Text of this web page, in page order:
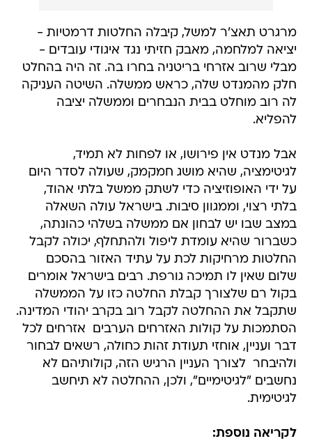
מרגרט תאצ'ר למשל, קיבלה החלטות דרמטיות -
יציאה למלחמה, מאבק חזיתי נגד איגודי עובדים -
מבלי שרוב אזרחי בריטניה בחרו בה. זה היה בהחלט
חלק מהמנדט שלה, כראש ממשלה. השיטה העניקה
לה רוב מוחלט בבית הנבחרים וממשלה יציבה
להפליא.
אבל מנדט אין פירושו, או לפחות לא תמיד,
לגיטימציה, שהיא מושג חמקמק, שעולה לסדר היום
על ידי האופוזיציה כדי לשתק ממשל בלתי אהוד,
בלתי רצוי, וממגוון סיבות. בישראל עולה השאלה
במצב שבו יש לבחון אם ממשלה בשלהי כהונתה,
כשברור שהיא עומדת ליפול ולהתחלף, יכולה לקבל
החלטות מרחיקות לכת על עתיד האזור בהסכם
שלום שאין לו תמיכה גורפת. רבים בישראל אומרים
בקול רם שלצורך קבלת החלטה כזו על הממשלה
שתקבל את ההחלטה לקבל רוב בקרב יהודי המדינה.
הסתמכות על קולות האזרחים הערבים  אזרחים לכל
דבר ועניין, אוחזי תעודת זהות כחולה, רשאים לבחור
ולהיבחר  לצורך העניין הרגיש הזה, קולותיהם לא
נחשבים "לגיטימיים", ולכן, ההחלטה לא תיחשב
לגיטימית.
לקריאה נוספת: